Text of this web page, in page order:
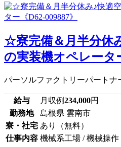
☆寮完備＆月半分休
の実装機オペレータ
パーソルファクトリーパートナ
給与 月収例234,000円
勤務地
島根県 雲南市
寮・社宅 あり（無料）
仕事内容 機械系工場 / 機械操作